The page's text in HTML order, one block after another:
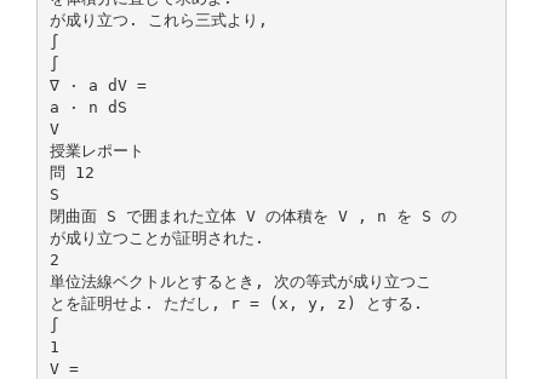
が成り立つ. これら三式より,
∫
∫
∇ · a dV =
a · n dS
V
授業レポート
問 12
S
閉曲面 S で囲まれた立体 V の体積を V , n を S の
が成り立つことが証明された.
2
単位法線ベクトルとするとき, 次の等式が成り立つこ
とを証明せよ. ただし, r = (x, y, z) とする.
∫
1
V =